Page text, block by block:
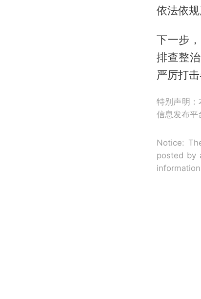
依法依规
下一步
排查整
严厉打
特别声明：
信息发布平
Notice:
posted by